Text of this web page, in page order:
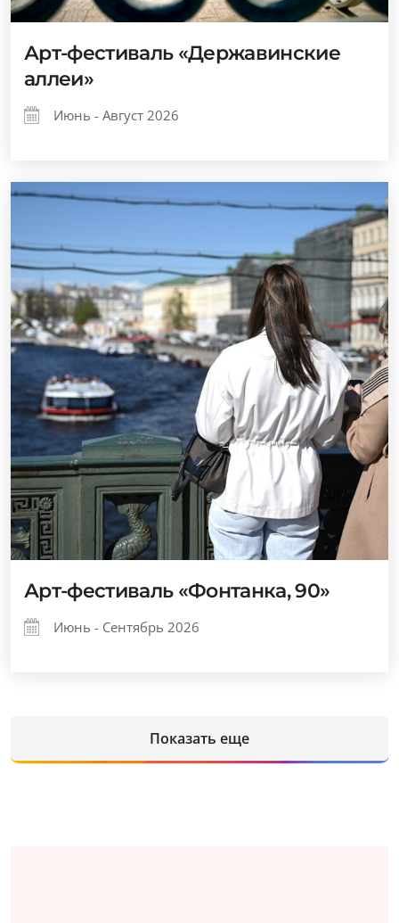
Арт-фестиваль «Державинские
аллеи»
Июнь - Август 2026
Арт-фестиваль «Фонтанка, 90»
Июнь - Сентябрь 2026
Показать еще